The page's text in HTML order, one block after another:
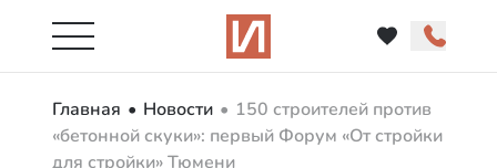
Главная Новости
150 строителей против
«бетонной скуки»: первый Форум «От стройки
для стройки» Тюмени